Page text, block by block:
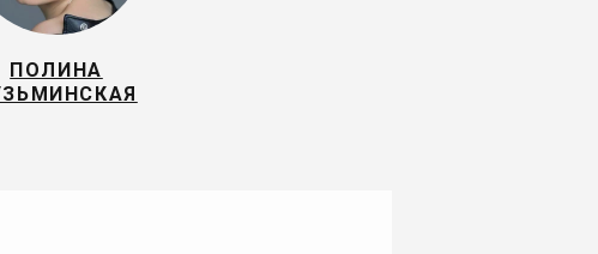
ПОЛИНА